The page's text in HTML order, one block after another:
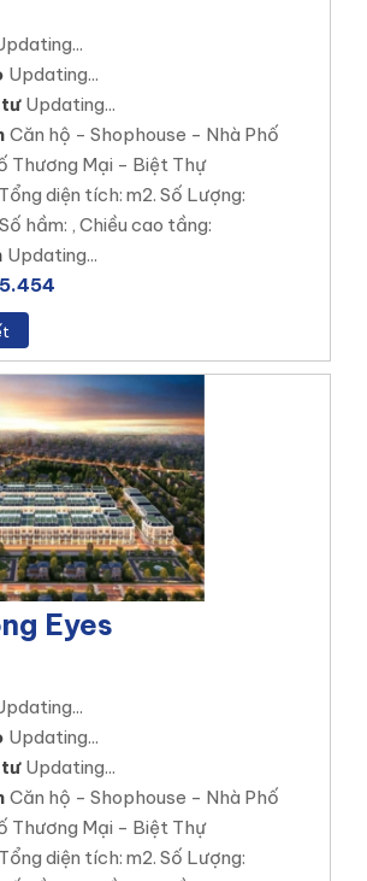
Updating...
tư Updating...
Căn hộ - Shophouse - Nhà Phố
Thương Mại - Biệt Thự
Tổng diện tích: m2. Số Lượng:
Số hầm: , Chiều cao tầng:
Updating...
Eyes
Updating...
tư Updating...
Căn hộ - Shophouse - Nhà Phố
Thương Mại - Biệt Thự
Tổng diện tích: m2. Số Lượng: